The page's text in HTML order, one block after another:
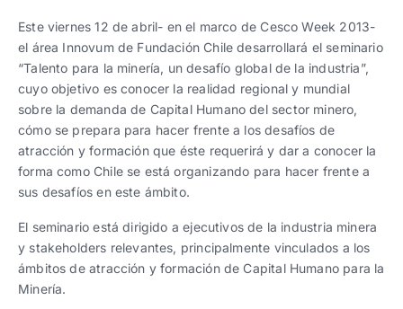
Ver todo
Español
Español |English
Español |English
progresivos de gestión
Ver todos
Español
Español English
Español English
Este viernes 12 de abril- en el marco de Cesco Week 2013-
el área Innovum de Fundación Chile desarrollará el seminario
“Talento para la minería, un desafío global de la industria”,
cuyo objetivo es conocer la realidad regional y mundial
sobre la demanda de Capital Humano del sector minero,
cómo se prepara para hacer frente a los desafíos de
atracción y formación que éste requerirá y dar a conocer la
forma como Chile se está organizando para hacer frente a
sus desafíos en este ámbito.
El seminario está dirigido a ejecutivos de la industria minera
y stakeholders relevantes, principalmente vinculados a los
ámbitos de atracción y formación de Capital Humano para la
Minería.